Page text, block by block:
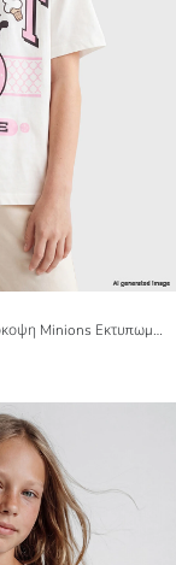
Μπλουζάκι με Στρογγυλή Λαιμόκοψη Minions Εκτυπωμένο για Κορίτσια